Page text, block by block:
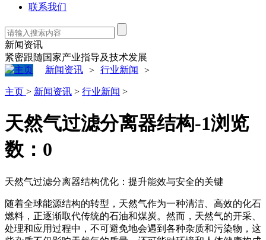
联系我们
新闻资讯
紧密跟随国家产业指导及技术发展
新闻资讯 > 行业新闻 >
主页 > 新闻资讯 > 行业新闻 >
天然气过滤分离器结构-1浏览
数： 0
天然气过滤分离器结构优化：提升能效与安全的关键
随着全球能源结构的转型，天然气作为一种清洁、高效的化石
燃料，正逐渐取代传统的石油和煤炭。然而，天然气的开采、
处理和应用过程中，不可避免地会遇到各种杂质和污染物，这